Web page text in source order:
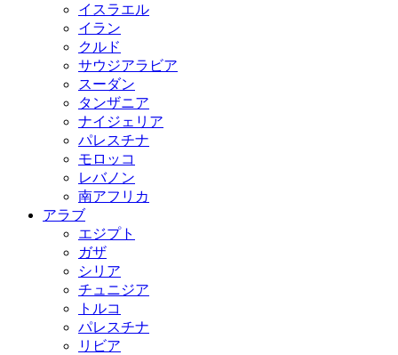
イスラエル
イラン
クルド
サウジアラビア
スーダン
タンザニア
ナイジェリア
パレスチナ
モロッコ
レバノン
南アフリカ
アラブ
エジプト
ガザ
シリア
チュニジア
トルコ
パレスチナ
リビア